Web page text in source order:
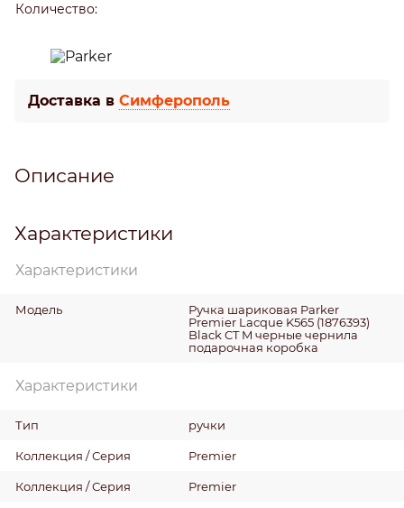
Количество:
Доставка в Симферополь
Описание
Характеристики
Характеристики
Модель
Ручка шариковая Parker
Premier Laсque K565 (1876393)
Black CT M черные чернила
подарочная коробка
Характеристики
Тип ручки
Коллекция / Серия Premier
Коллекция / Серия Premier